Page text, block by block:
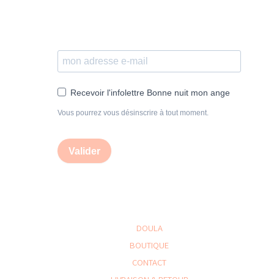
Recevoir l'infolettre Bonne nuit mon ange
Vous pourrez vous désinscrire à tout moment.
Valider
DOULA
BOUTIQUE
CONTACT